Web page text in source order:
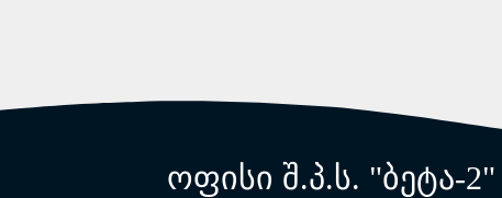
ოფისი შ.პ.ს. "ბეტა-2"